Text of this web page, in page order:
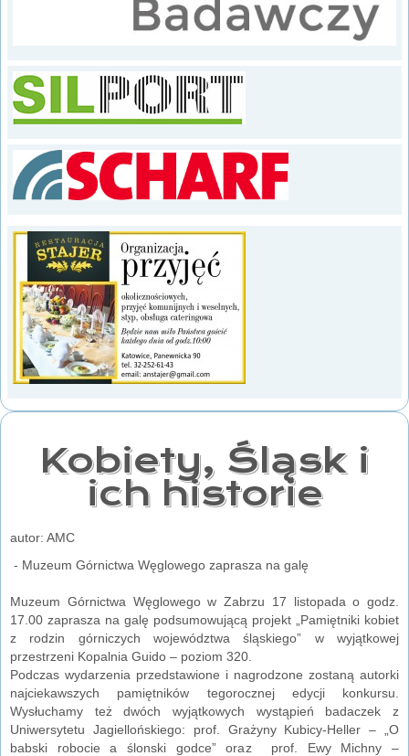
Kobiety, Śląsk i
ich historie
autor: AMC
- Muzeum Górnictwa Węglowego zaprasza na galę
Muzeum Górnictwa Węglowego w Zabrzu 17 listopada o godz.
17.00 zaprasza na galę podsumowującą projekt „Pamiętniki kobiet
z rodzin górniczych województwa śląskiego” w wyjątkowej
przestrzeni Kopalnia Guido – poziom 320.
Podczas wydarzenia przedstawione i nagrodzone zostaną autorki
najciekawszych pamiętników tegorocznej edycji konkursu.
Wysłuchamy też dwóch wyjątkowych wystąpień badaczek z
Uniwersytetu Jagiellońskiego: prof. Grażyny Kubicy-Heller – „O
babski robocie a ślonski godce” oraz prof. Ewy Michny –